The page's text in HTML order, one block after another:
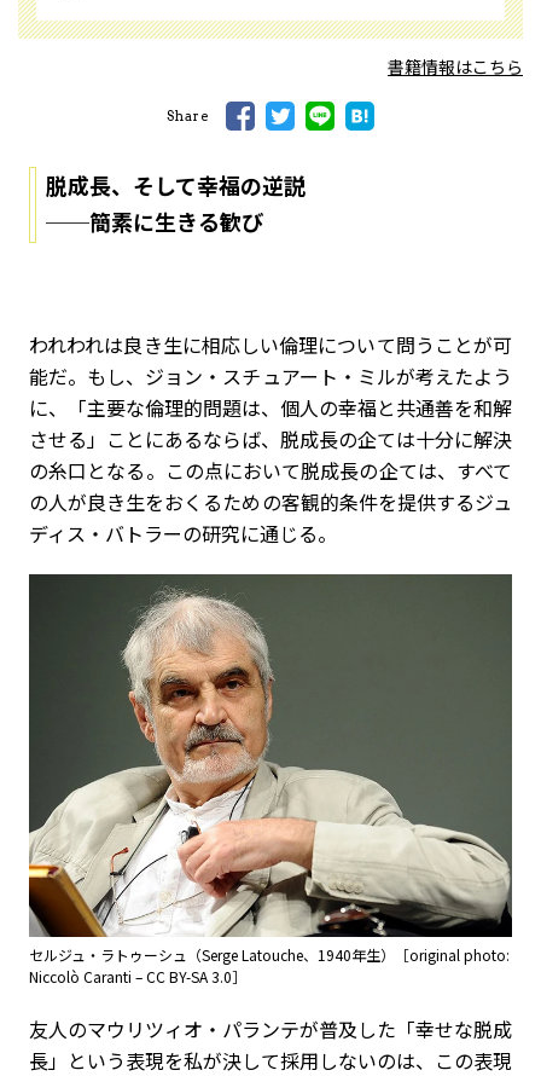
書籍情報はこちら
Share
脱成長、そして幸福の逆説
──簡素に生きる歓び
われわれは良き生に相応しい倫理について問うことが可
能だ。もし、ジョン・スチュアート・ミルが考えたよう
に、「主要な倫理的問題は、個人の幸福と共通善を和解
させる」ことにあるならば、脱成長の企ては十分に解決
の糸口となる。この点において脱成長の企ては、すべて
の人が良き生をおくるための客観的条件を提供するジュ
ディス・バトラーの研究に通じる。
セルジュ・ラトゥーシュ（Serge Latouche、1940年生）［original photo:
Niccolò Caranti – CC BY-SA 3.0］
友人のマウリツィオ・パランテが普及した「幸せな脱成
長」という表現を私が決して採用しないのは、この表現